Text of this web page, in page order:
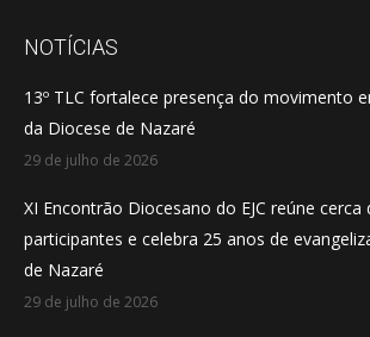
opens
new
window
opens
new
window
opens
new
window
NOTÍCIAS
13º TLC fortalece presença do movimento
da Diocese de Nazaré
29 de julho de 2026
XI Encontrão Diocesano do EJC reúne cerca
participantes e celebra 25 anos de
de Nazaré
29 de julho de 2026